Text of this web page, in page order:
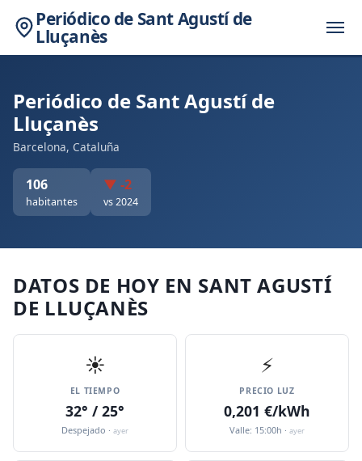
Periódico de Sant Agustí de
Lluçanès
Periódico de Sant Agustí de
Lluçanès
Barcelona, Cataluña
106
habitantes
▼ -2
vs 2024
DATOS DE HOY EN SANT AGUSTÍ
DE LLUÇANÈS
☀️
EL TIEMPO
32° / 25°
Despejado · ayer
⚡
PRECIO LUZ
0,201 €/kWh
Valle: 15:00h · ayer